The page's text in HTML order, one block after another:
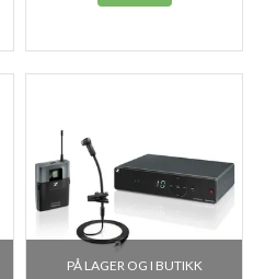
PÅ LAGER OG I BUTIKK